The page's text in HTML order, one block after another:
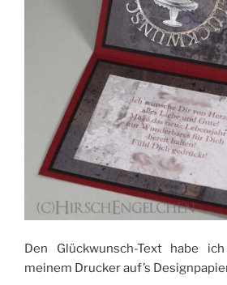
Den Glückwunsch-Text habe
meinem Drucker auf’s